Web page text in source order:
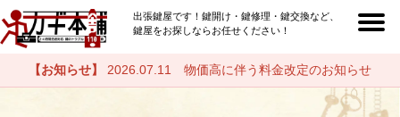
出張鍵屋です！鍵開け・鍵修理・鍵交換など、
鍵屋をお探しならお任せください！
【お知らせ】 2026.07.11 物価高に伴う料金改定のお知らせ